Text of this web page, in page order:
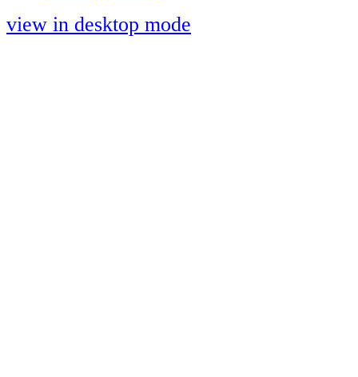
view in desktop mode